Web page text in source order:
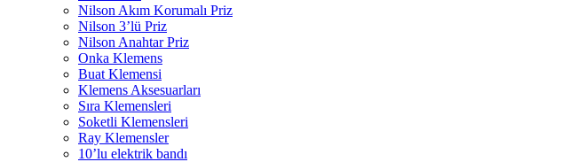
Nilson Akım Korumalı Priz
Nilson 3’lü Priz
Nilson Anahtar Priz
Onka Klemens
Buat Klemensi
Klemens Aksesuarları
Sıra Klemensleri
Soketli Klemensleri
Ray Klemensler
10’lu elektrik bandı